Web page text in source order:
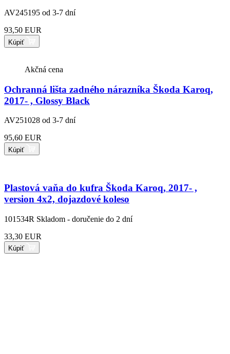
AV245195 od 3-7 dní
93,50 EUR
Kúpiť
Akčná cena
Ochranná lišta zadného nárazníka Škoda Karoq,
2017- , Glossy Black
AV251028 od 3-7 dní
95,60 EUR
Kúpiť
Plastová vaňa do kufra Škoda Karoq, 2017- ,
version 4x2, dojazdové koleso
101534R Skladom - doručenie do 2 dní
33,30 EUR
Kúpiť